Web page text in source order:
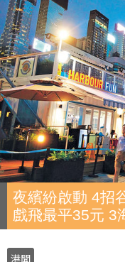
夜繽紛啟動 4招
戲飛最平35元 3
港聞